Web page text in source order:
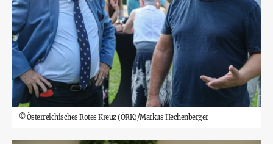
©Österreichisches Rotes Kreuz (ÖRK)/Markus Hechenberger